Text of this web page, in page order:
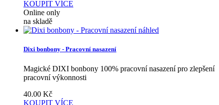
KOUPIT VÍCE
Online only
na skladě
náhled
Dixi bonbony - Pracovní nasazení
Magické DIXI bonbony 100% pracovní nasazení pro zlepšení
pracovní výkonnosti
40.00 Kč
KOUPIT VÍCE